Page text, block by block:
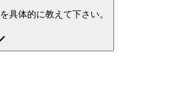
具体的に教えて下さい。